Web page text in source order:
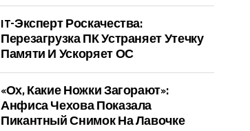
IT-Эксперт Роскачества:
Перезагрузка ПК Устраняет Утечку
Памяти И Ускоряет ОС
«Ох, Какие Ножки Загорают»:
Анфиса Чехова Показала
Пикантный Снимок На Лавочке